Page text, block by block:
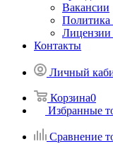
Вакансии
Политика
Лицензии
Контакты
Личный
Корзина0
Избранные
Сравнение